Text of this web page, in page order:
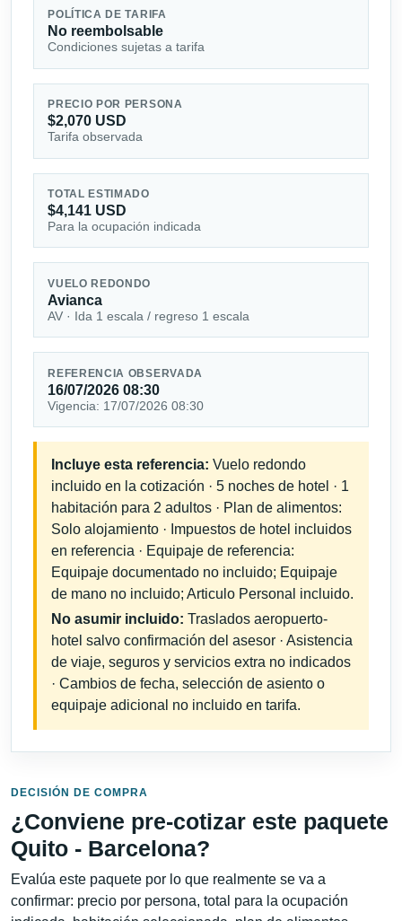
POLÍTICA DE TARIFA
No reembolsable
Condiciones sujetas a tarifa
PRECIO POR PERSONA
$2,070 USD
Tarifa observada
TOTAL ESTIMADO
$4,141 USD
Para la ocupación indicada
VUELO REDONDO
Avianca
AV · Ida 1 escala / regreso 1 escala
REFERENCIA OBSERVADA
16/07/2026 08:30
Vigencia: 17/07/2026 08:30
Incluye esta referencia: Vuelo redondo
incluido en la cotización · 5 noches de hotel · 1
habitación para 2 adultos · Plan de alimentos:
Solo alojamiento · Impuestos de hotel incluidos
en referencia · Equipaje de referencia:
Equipaje documentado no incluido; Equipaje
de mano no incluido; Articulo Personal incluido.
No asumir incluido: Traslados aeropuerto-
hotel salvo confirmación del asesor · Asistencia
de viaje, seguros y servicios extra no indicados
· Cambios de fecha, selección de asiento o
equipaje adicional no incluido en tarifa.
DECISIÓN DE COMPRA
¿Conviene pre-cotizar este paquete
Quito - Barcelona?
Evalúa este paquete por lo que realmente se va a
confirmar: precio por persona, total para la ocupación